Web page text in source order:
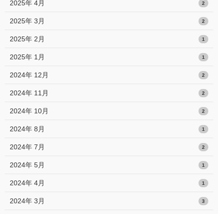
2025年 4月 2
2025年 3月 2
2025年 2月 1
2025年 1月 1
2024年 12月 2
2024年 11月 2
2024年 10月 2
2024年 8月 1
2024年 7月 2
2024年 5月 1
2024年 4月 1
2024年 3月 3